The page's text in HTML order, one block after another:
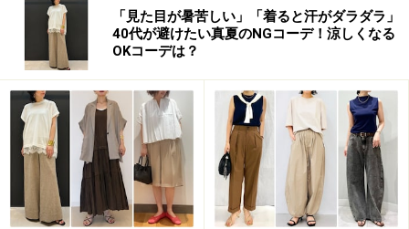
ドレスは、3月から銀座・サンローゼ赤坂・大阪ヒルト
ンプラザの3店舗でお取り扱いされます。
【店舗情報】
■ヴァレンティノ銀座
住所：東京都中央区銀座5丁目4-6 ロイヤルクリスタル銀
座1・2
電話：03-3569-2151
「見た目が暑苦しい」「着ると汗がダラダラ」
40代が避けたい真夏のNGコーデ！涼しくなる
OKコーデは？